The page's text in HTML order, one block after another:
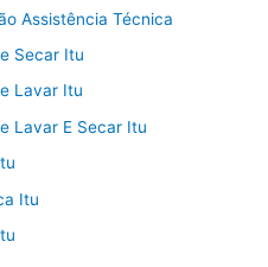
Assistência Técnica
Secar Itu
Lavar Itu
Lavar E Secar Itu
Itu